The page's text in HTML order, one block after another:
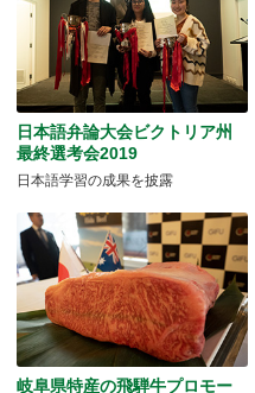
日本語弁論大会ビクトリア州
最終選考会2019
日本語学習の成果を披露
岐阜県特産の飛騨牛プロモー